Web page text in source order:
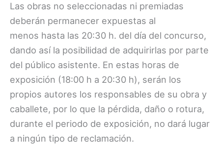
Las obras no seleccionadas ni premiadas
deberán permanecer expuestas al
menos hasta las 20:30 h. del día del concurso,
dando así la posibilidad de adquirirlas por parte
del público asistente. En estas horas de
exposición (18:00 h a 20:30 h), serán los
propios autores los responsables de su obra y
caballete, por lo que la pérdida, daño o rotura,
durante el periodo de exposición, no dará lugar
a ningún tipo de reclamación.